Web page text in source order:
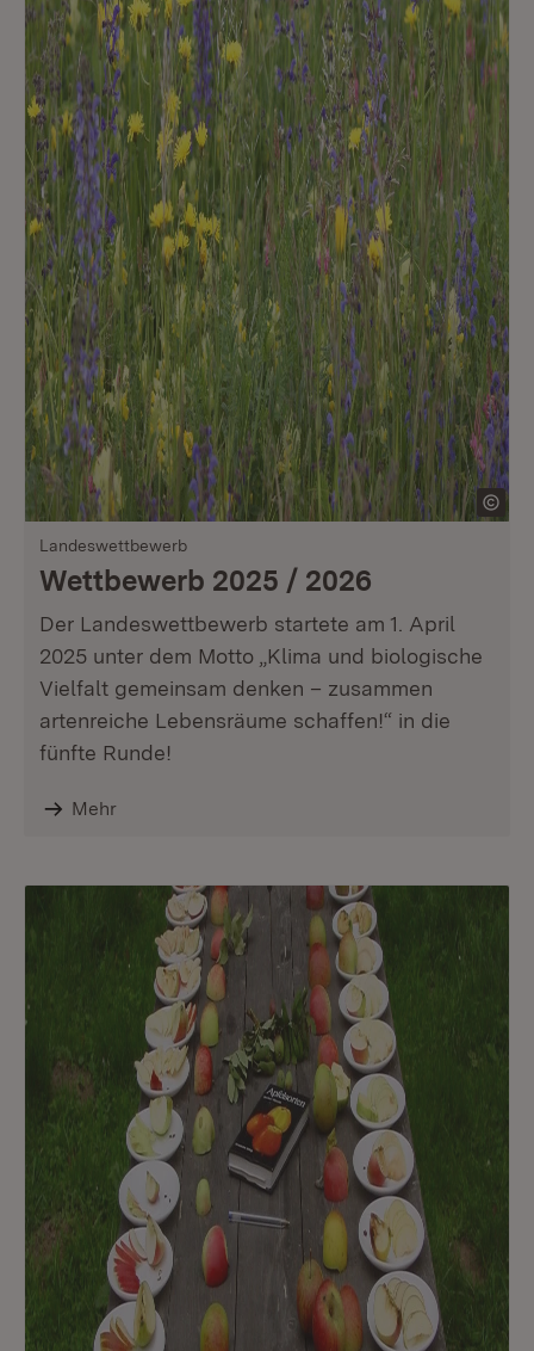
Landeswettbewerb
Wettbewerb 2025 / 2026
Der Landeswettbewerb startete am 1. April
2025 unter dem Motto „Klima und biologische
Vielfalt gemeinsam denken – zusammen
artenreiche Lebensräume schaffen!“ in die
fünfte Runde!
Mehr